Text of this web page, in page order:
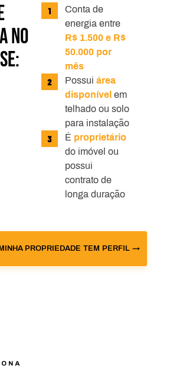
NO
Conta de
energia entre
R$ 1.500 e R$
50.000 por
mês
Possui área
disponível em
telhado ou solo
para instalação
É proprietário
do imóvel ou
possui
contrato de
longa duração
PROPRIEDADE TEM PERFIL →